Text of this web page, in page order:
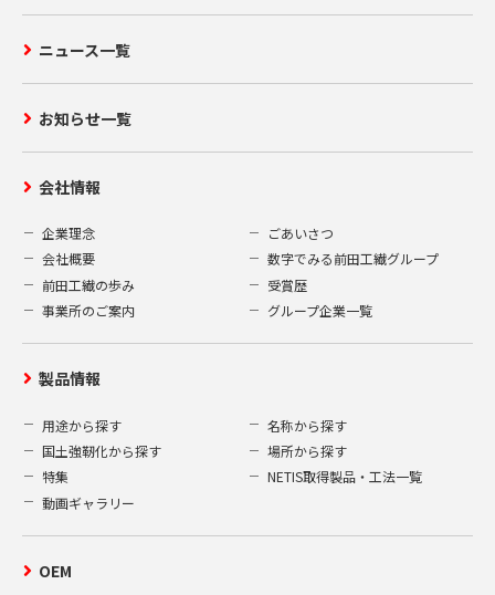
ニュース一覧
お知らせ一覧
会社情報
企業理念
ごあいさつ
会社概要
数字でみる前田工繊グループ
前田工繊の歩み
受賞歴
事業所のご案内
グループ企業一覧
製品情報
用途から探す
名称から探す
国土強靭化から探す
場所から探す
特集
NETIS取得製品・工法一覧
動画ギャラリー
OEM